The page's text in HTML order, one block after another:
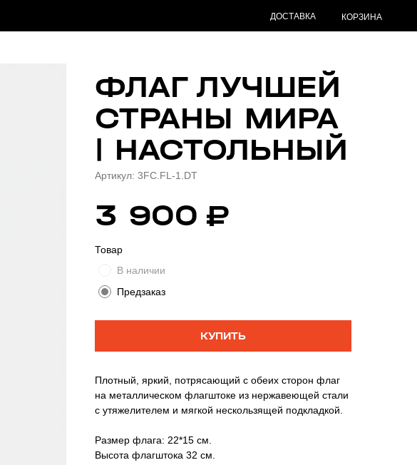
КОРЗИНА
ФЛАГ ЛУЧШЕЙ
СТРАНЫ МИРА
| НАСТОЛЬНЫЙ
Артикул: 3FC.FL-1.DT
3 900 ₽
Товар
В наличии
Предзаказ
КУПИТЬ
Плотный, яркий, потрясающий с обеих сторон флаг
на металлическом флагштоке из нержавеющей стали
с утяжелителем и мягкой нескользящей подкладкой.
Размер флага: 22*15 см.
Высота флагштока 32 см.